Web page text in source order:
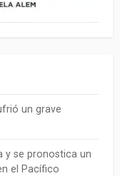
un grave
y se pronostica un
el Pacífico